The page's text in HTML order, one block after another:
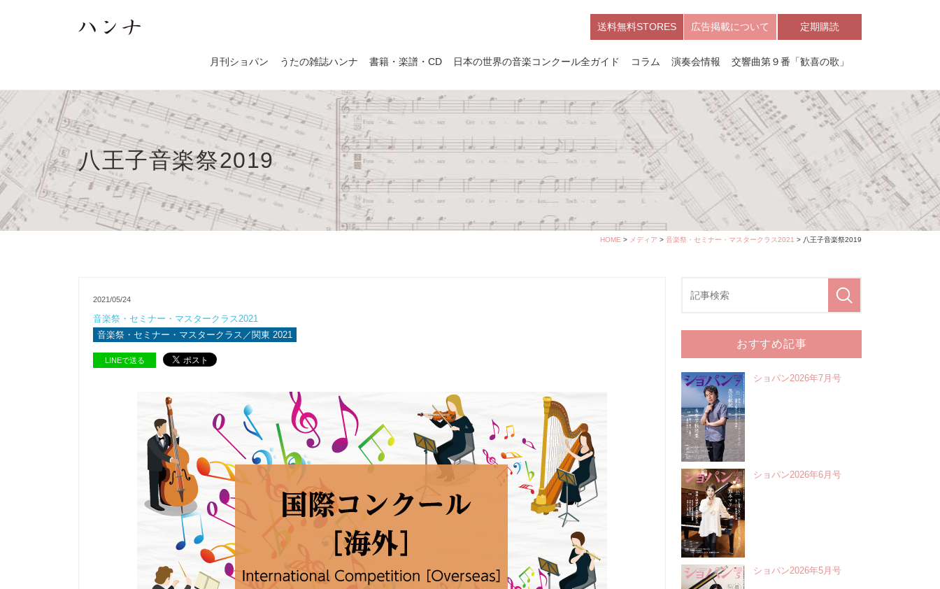
送料無料STORES 広告掲載について 定期購読
月刊ショパン うたの雑誌ハンナ 書籍・楽譜・CD 日本の世界の音楽コンクール全ガイド コラム 演奏会情報 交響曲第９番「歓喜の歌」
八王子音楽祭2019
HOME > メディア > 音楽祭・セミナー・マスタークラス2021 > 八王子音楽祭2019
2021/05/24
音楽祭・セミナー・マスタークラス2021
音楽祭・セミナー・マスタークラス／関東 2021
LINEで送る
おすすめ記事
ショパン2026年7月号
ショパン2026年6月号
ショパン2026年5月号